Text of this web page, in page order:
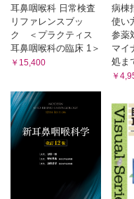
索引
5章 喉頭疾患
音声障害 （梅野博仁
痙攣性発声障害 （讃
吃音 （森 浩一）
咽喉頭酸逆流症 （上
サルコイドーシス （
遺伝性血管性浮腫 （
嚥下障害 （兵頭政
6章 頭頸部疾患
A．唾液腺疾患
Sjogren症候群 （東
IgG4関連疾患 （高
耳鼻咽喉科 日常検査
リファレンスブッ
ク ＜プラクティス
耳鼻咽喉科の臨床 1＞
￥15,400
病棟
使い
参薬
マイ
処ま
￥